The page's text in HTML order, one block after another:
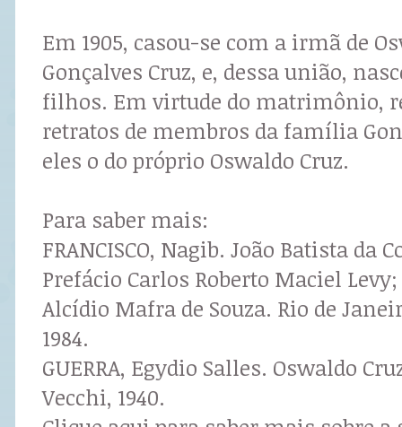
Em 1905, casou-se com a irmã de
Gonçalves Cruz, e, dessa união,
filhos. Em virtude do matrimônio,
retratos de membros da família
eles o do próprio Oswaldo Cruz.
Para saber mais:
FRANCISCO, Nagib. João Batista da
Prefácio Carlos Roberto Maciel
Alcídio Mafra de Souza. Rio de
1984.
GUERRA, Egydio Salles. Oswaldo
Vecchi, 1940.